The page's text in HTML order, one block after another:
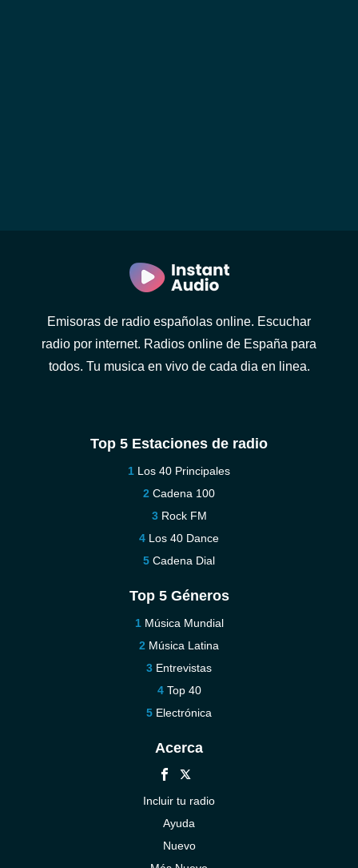
Emisoras de radio españolas online. Escuchar
radio por internet. Radios online de España para
todos. Tu musica en vivo de cada dia en linea.
Top 5 Estaciones de radio
Los 40 Principales
Cadena 100
Rock FM
Los 40 Dance
Cadena Dial
Top 5 Géneros
Música Mundial
Música Latina
Entrevistas
Top 40
Electrónica
Acerca
Incluir tu radio
Ayuda
Nuevo